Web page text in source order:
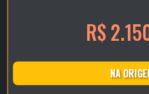
R$
NA